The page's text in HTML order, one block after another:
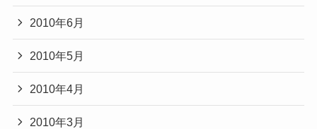
2010年6月
2010年5月
2010年4月
2010年3月